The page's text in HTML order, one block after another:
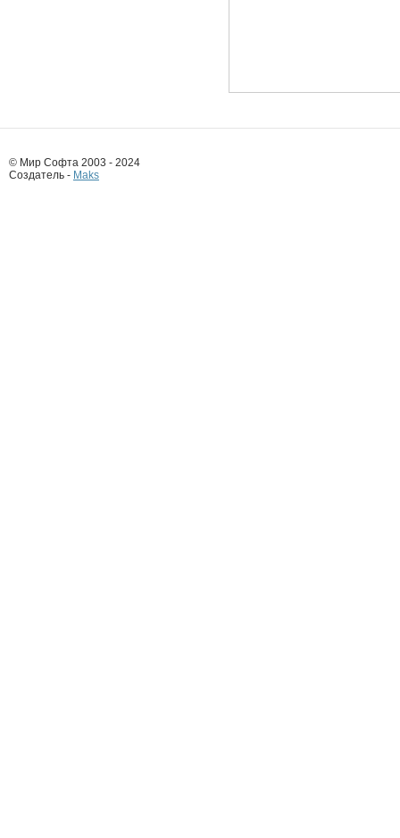
© Мир Софта 2003 - 2024
Создатель - Maks